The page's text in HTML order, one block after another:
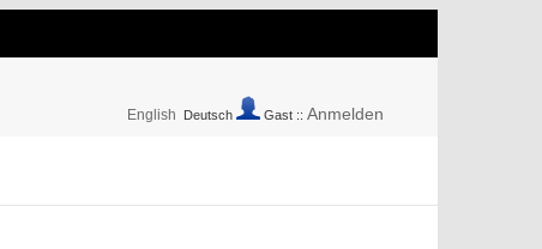
English Deutsch Gast :: Anmelden